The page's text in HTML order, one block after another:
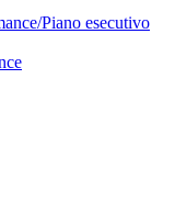
Piano esecutivo